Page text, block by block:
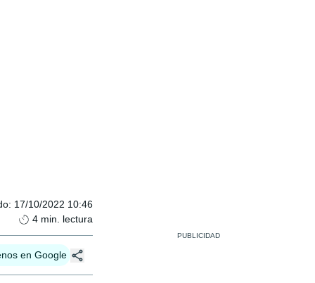
: 17/10/2022 10:46
4 min. lectura
en Google